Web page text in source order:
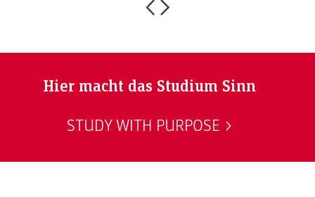
Hier macht das Studium Sinn
STUDY WITH PURPOSE